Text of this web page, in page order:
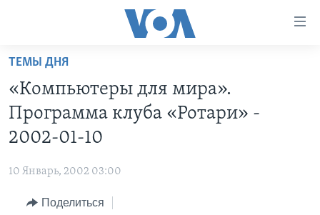
Перейти
основной
контент
Перейти
основной
навигации
Перейти
ИТОГИ
ПОЧЕМУ ЭТО ВАЖНО?
ПРОЕКТЫ
НАША АМЕРИКАНСКАЯ ИСТОРИЯ
А КАК В АМЕРИКЕ?
ИНТЕРВЬЮ
ФАКТЫ ПРОТИВ ФЕЙКОВ
ТЕМЫ ДНЯ
«Компьютеры для мира».
Программа клуба «Ротари» -
2002-01-10
10 Январь, 2002 03:00
Поделиться